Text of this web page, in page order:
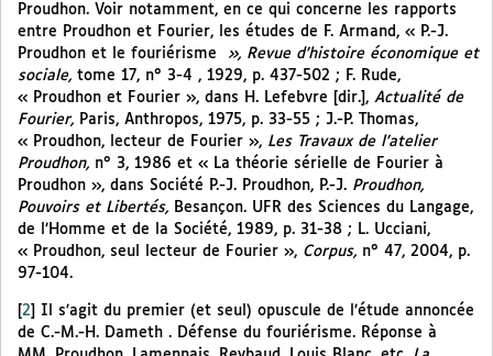
Proudhon. Voir notamment, en ce qui concerne les rapports
entre Proudhon et Fourier, les études de F. Armand, « P.-J.
Proudhon et le fouriérisme
», Revue d’histoire économique et
sociale, tome 17, n° 3-4 , 1929, p. 437-502 ; F. Rude,
« Proudhon et Fourier », dans H. Lefebvre [dir.], Actualité de
Fourier, Paris, Anthropos, 1975, p. 33-55 ; J.-P. Thomas,
« Proudhon, lecteur de Fourier », Les Travaux de l’atelier
Proudhon, n° 3, 1986 et « La théorie sérielle de Fourier à
Proudhon », dans Société P.-J. Proudhon, P.-J. Proudhon,
Pouvoirs et Libertés, Besançon. UFR des Sciences du Langage,
de l’Homme et de la Société, 1989, p. 31-38 ; L. Ucciani,
« Proudhon, seul lecteur de Fourier », Corpus, n° 47, 2004, p.
97-104.
[2] Il s’agit du premier (et seul) opuscule de l’étude annoncée
de C.-M.-H. Dameth . Défense du fouriérisme. Réponse à